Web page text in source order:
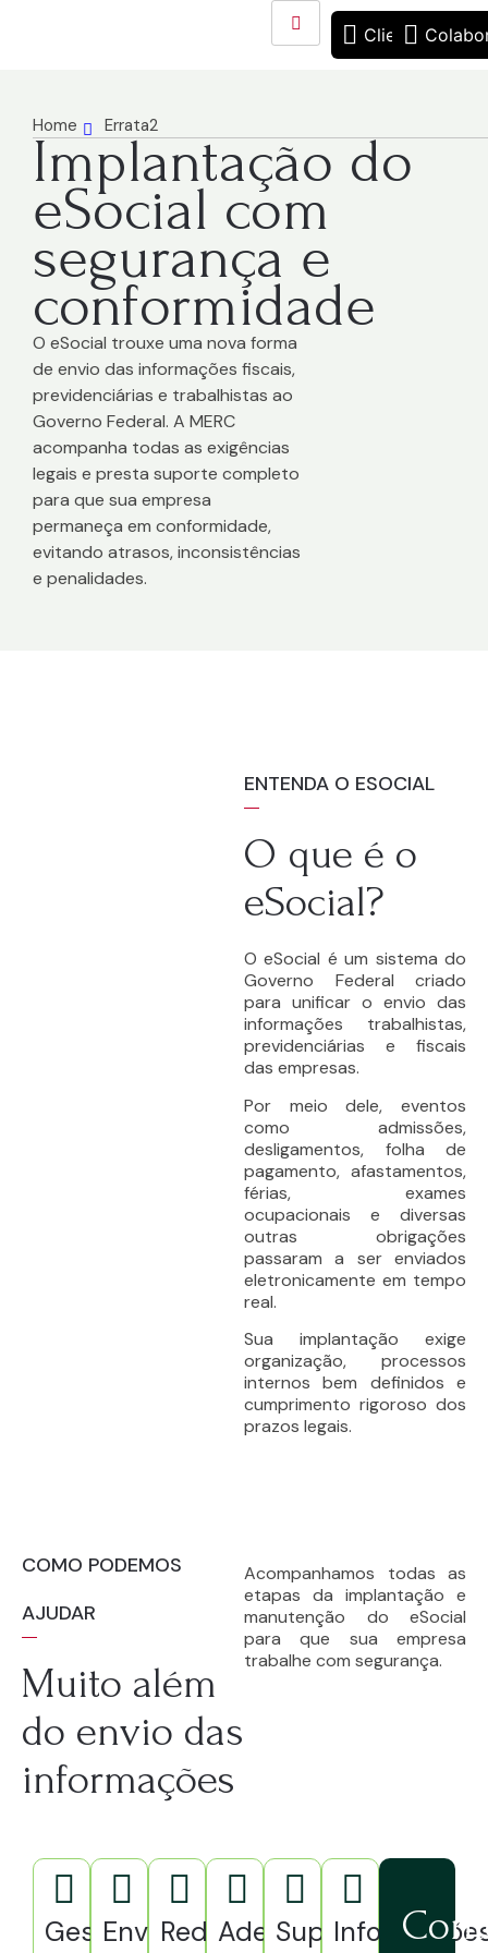
Cliente
Home Errata2
Implantação do
eSocial com
segurança e
conformidade
O eSocial trouxe uma nova forma
de envio das informações fiscais,
previdenciárias e trabalhistas ao
Governo Federal. A MERC
acompanha todas as exigências
legais e presta suporte completo
para que sua empresa
permaneça em conformidade,
evitando atrasos, inconsistências
e penalidades.
ENTENDA O ESOCIAL
O que é o
eSocial?
O eSocial é um sistema do
Governo Federal criado
para unificar o envio das
informações trabalhistas,
previdenciárias e fiscais
das empresas.
Por meio dele, eventos
como admissões,
desligamentos, folha de
pagamento, afastamentos,
férias, exames
ocupacionais e diversas
outras obrigações
passaram a ser enviados
eletronicamente em tempo
real.
Sua implantação exige
organização, processos
internos bem definidos e
cumprimento rigoroso dos
prazos legais.
COMO PODEMOS
AJUDAR
Muito além
do envio das
informações
Acompanhamos todas as
etapas da implantação e
manutenção do eSocial
para que sua empresa
trabalhe com segurança.
GestãoEnvioReduçãoAdequação
Suporte